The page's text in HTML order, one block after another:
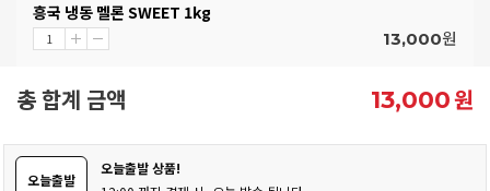
흥국 냉동 멜론 SWEET 1kg
13,000원
총 합계 금액 13,000원
오늘출발
오늘출발 상품!